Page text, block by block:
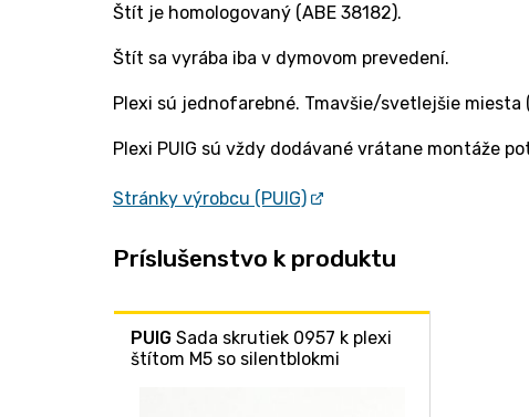
Štít je homologovaný (ABE 38182).
Štít sa vyrába iba v dymovom prevedení.
Plexi sú jednofarebné. Tmavšie/svetlejšie
Plexi PUIG sú vždy dodávané vrátane montáže
Stránky výrobcu (PUIG)
Príslušenstvo k produktu
PUIG Sada skrutiek 0957 k plexi
štítom M5 so silentblokmi